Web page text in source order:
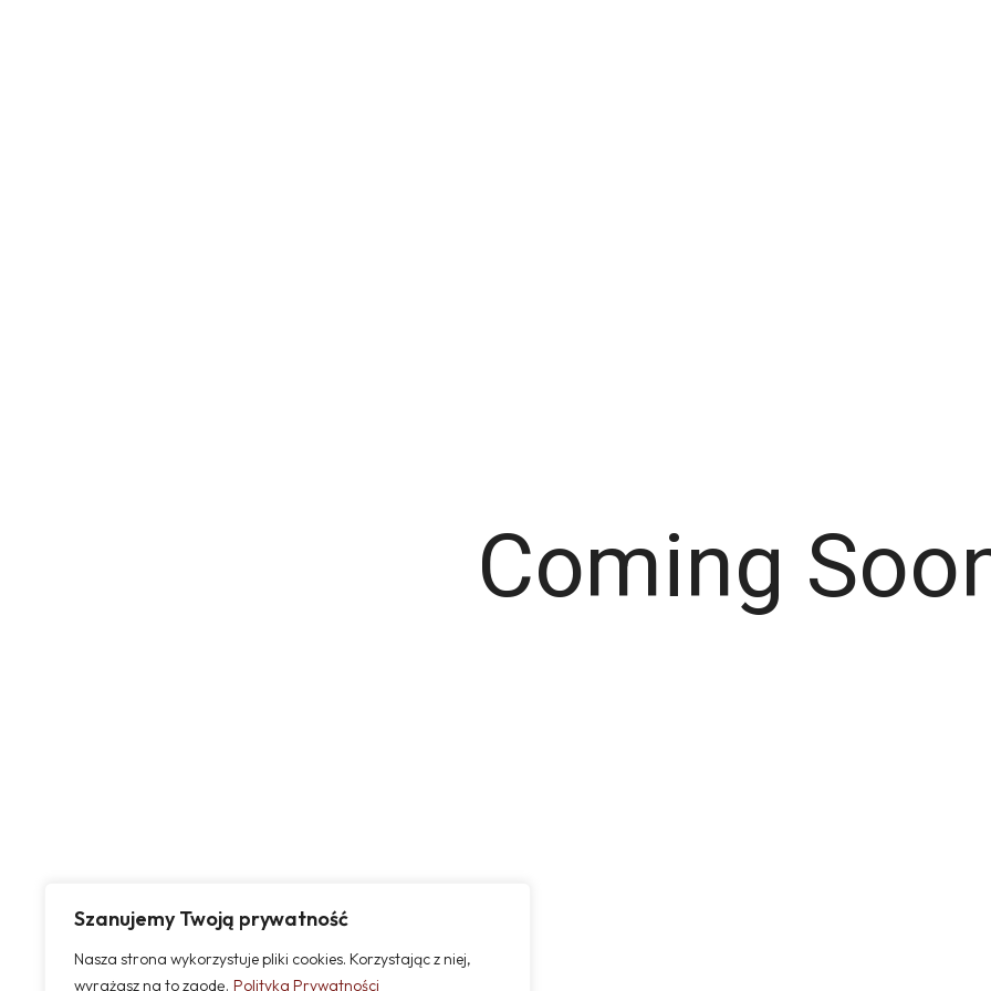
Szanujemy Twoją prywatność
Nasza strona wykorzystuje pliki cookies. Korzystając z niej,
wyrażasz na to zgodę. Polityka Prywatności
Coming